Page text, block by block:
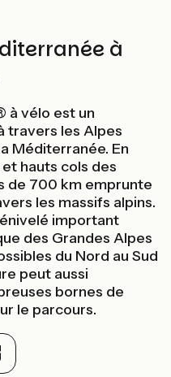
à
à vélo est un
travers les Alpes
Méditerranée. En
et hauts cols des
de 700 km emprunte
les massifs alpins.
important
des Grandes Alpes
du Nord au Sud
peut aussi
bornes de
le parcours.